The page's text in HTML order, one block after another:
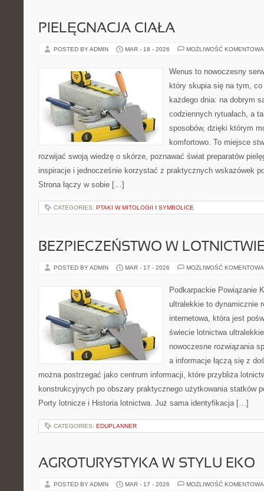
PIELĘGNACJA CIAŁA
POSTED BY ADMIN MAR - 18 - 2026 MOŻLIWOŚĆ
Wenus to nowoczesny
który skupia się na tym,
każdego dnia: na dobrym
codziennych rytuałach, a
sposobów, dzięki którym
komfortowo. To miejsce
rozwijać swoją wiedzę o skórze, poznawać świat preparatów
inspiracje i jednocześnie korzystać z praktycznych wskazówek
Strona łączy w sobie […]
CATEGORIES: PTAKI W MITOLOGII I SYMBOLICE
BEZPIECZEŃSTWO W
POSTED BY ADMIN MAR - 17 - 2026 MOŻLIWOŚĆ
Podkarpackie Powiązanie
ultralekkie to dynamicznie
internetowa, która jest
świecie lotnictwa
nowoczesne rozwiązania
a informacje łączą się z
można postrzegać jako centrum informacji, które przybliża
konstrukcyjnych po obszary praktycznego użytkowania statków
Porty lotnicze i Historia lotnictwa. Już sama identyfikacja […]
CATEGORIES: EDUPLANNER
AGROTURYSTYKA W STYLU EKO
POSTED BY ADMIN MAR - 17 - 2026 MOŻLIWOŚĆ